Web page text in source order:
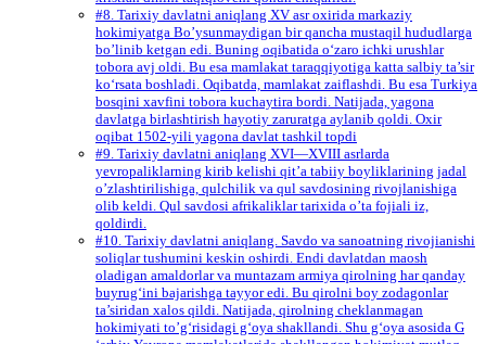
#8. Tarixiy davlatni aniqlang XV asr oxirida markaziy
hokimiyatga Bo’ysunmaydigan bir qancha mustaqil hududlarga
bo’linib ketgan edi. Buning oqibatida o‘zaro ichki urushlar
tobora avj oldi. Bu esa mamlakat taraqqiyotiga katta salbiy ta’sir
ko‘rsata boshladi. Oqibatda, mamlakat zaiflashdi. Bu esa Turkiya
bosqini xavfini tobora kuchaytira bordi. Natijada, yagona
davlatga birlashtirish hayotiy zaruratga aylanib qoldi. Oxir
oqibat 1502-yili yagona davlat tashkil topdi
#9. Tarixiy davlatni aniqlang XVI—XVIII asrlarda
yevropaliklarning kirib kelishi qit’a tabiiy boyliklarining jadal
o’zlashtirilishiga, qulchilik va qul savdosining rivojlanishiga
olib keldi. Qul savdosi afrikaliklar tarixida o’ta fojiali iz,
qoldirdi.
#10. Tarixiy davlatni aniqlang. Savdo va sanoatning rivojianishi
soliqlar tushumini keskin oshirdi. Endi davlatdan maosh
oladigan amaldorlar va muntazam armiya qirolning har qanday
buyrug‘ini bajarishga tayyor edi. Bu qirolni boy zodagonlar
ta’siridan xalos qildi. Natijada, qirolning cheklanmagan
hokimiyati to’g‘risidagi g‘oya shakllandi. Shu g‘oya asosida G